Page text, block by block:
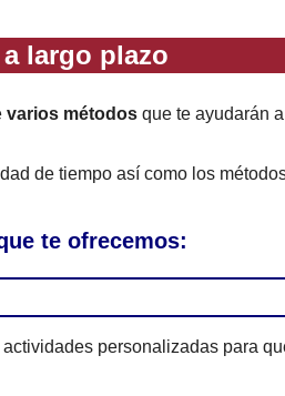
largo plazo
varios métodosque te ayudarán
de tiempo así como los
te ofrecemos:
personalizadas para